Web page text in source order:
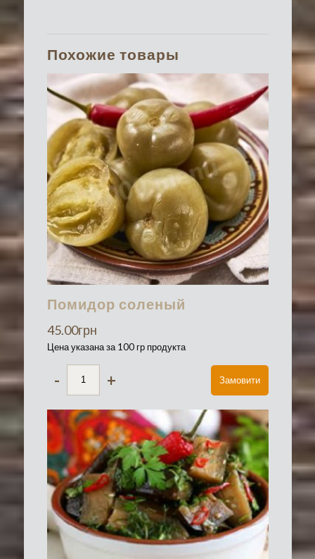
Похожие товары
Помидор соленый
45.00грн
Цена указана за 100 гр продукта
- + Замовити